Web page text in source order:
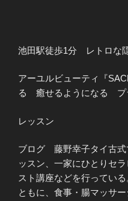
池田駅徒歩1分 レトロな
アーユルビューティ『
る 癒せるようになる プ
レッスン
ブログ 藤野幸子タイ古式
ッスン、一家にひとりセ
スト講座などを行ってい
ともに、食事・腸マッサ